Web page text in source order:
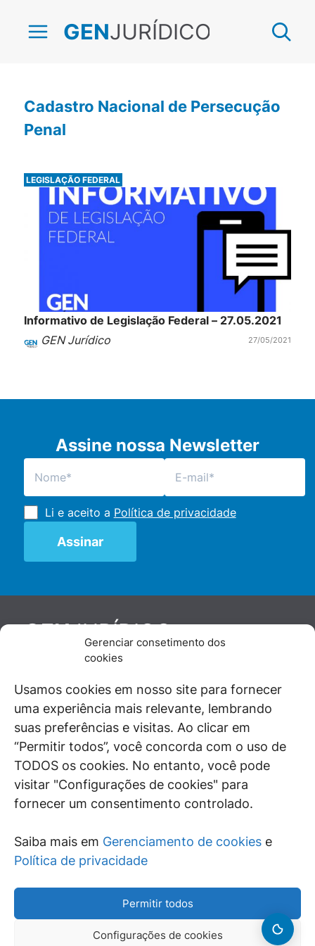
Gerenciar consetimento dos
cookies
Usamos cookies em nosso site para fornecer
uma experiência mais relevante, lembrando
suas preferências e visitas. Ao clicar em
“Permitir todos”, você concorda com o uso de
TODOS os cookies. No entanto, você pode
visitar "Configurações de cookies" para
fornecer um consentimento controlado.
Saiba mais em Gerenciamento de cookies e
Política de privacidade
Permitir todos
Configurações de cookies
GENJURÍDICO
Cadastro Nacional de Persecução
Penal
LEGISLAÇÃO FEDERAL
Informativo de Legislação Federal – 27.05.2021
GEN Jurídico
27/05/2021
Assine nossa Newsletter
Li e aceito a Política de privacidade
GENJURÍDICO
De maneira independente, os autores e
juristas e doutrinadores nacionais, se posicionam
diante de questões relevantes do cotidiano e
universo jurídico.
SIGA